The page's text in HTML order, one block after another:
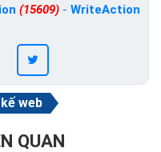
(15609)- WriteAction
web
QUAN